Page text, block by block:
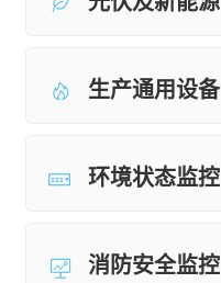
生产通用设备
环境状态监控
消防安全监控